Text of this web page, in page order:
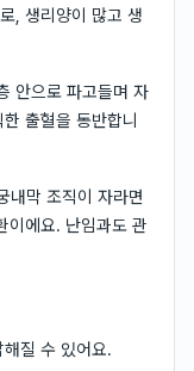
, 생리양이 많고 생
안으로 파고들며 자
출혈을 동반합니
내막 조직이 자라면
이에요. 난임과도 관
질 수 있어요.